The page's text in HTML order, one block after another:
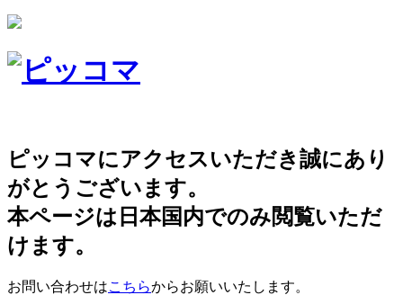
ピッコマにアクセスいただき誠にあり
がとうございます。
本ページは日本国内でのみ閲覧いただ
けます。
お問い合わせはこちらからお願いいたします。